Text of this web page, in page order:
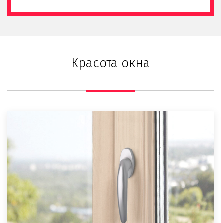
Красота окна